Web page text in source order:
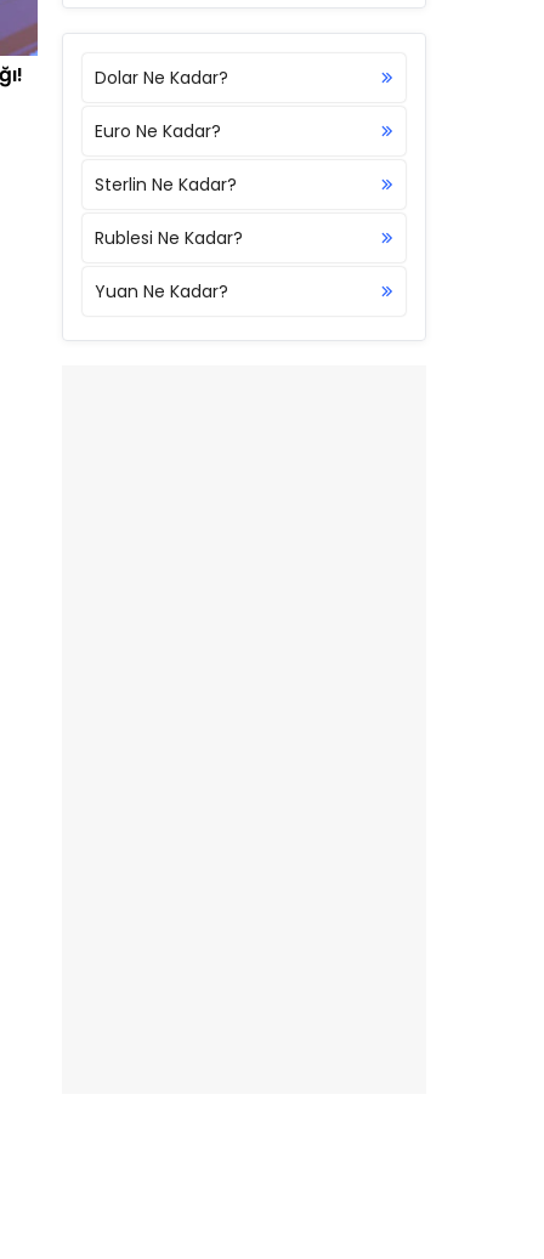
Dolar Ne Kadar?
Euro Ne Kadar?
Sterlin Ne Kadar?
Rublesi Ne Kadar?
Yuan Ne Kadar?